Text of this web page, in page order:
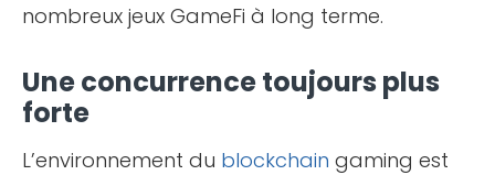
nombreux jeux GameFi à long terme.
Une concurrence toujours plus
forte
L’environnement du blockchain gaming est